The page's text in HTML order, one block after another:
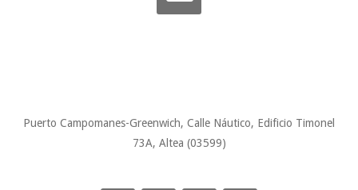
Puerto Campomanes-Greenwich, Calle Náutico, Edificio Timonel
73A, Altea (03599)